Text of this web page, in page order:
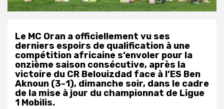
Le MC Oran a officiellement vu ses
derniers espoirs de qualification à une
compétition africaine s’envoler pour la
onzième saison consécutive, après la
victoire du CR Belouizdad face à l’ES Ben
Aknoun (3-1), dimanche soir, dans le cadre
de la mise à jour du championnat de Ligue
1 Mobilis.